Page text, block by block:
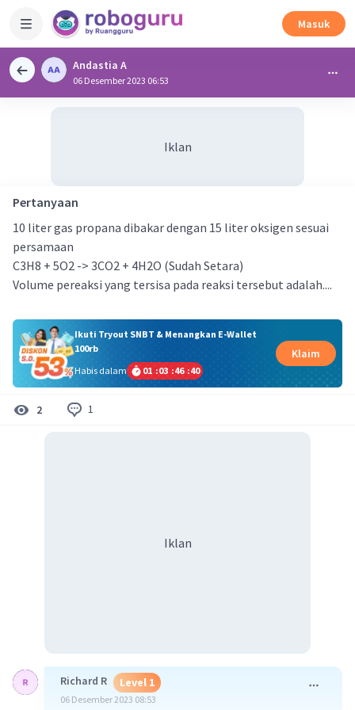
Masuk
Andastia A
06 Desember 2023 06:53
Iklan
Pertanyaan
10 liter gas propana dibakar dengan 15 liter oksigen sesuai
persamaan
C3H8 + 5O2 -> 3CO2 + 4H2O (Sudah Setara)
Volume pereaksi yang tersisa pada reaksi tersebut adalah....
Ikuti Tryout SNBT & Menangkan E-Wallet
100rb
Habis dalam
01 :03 :46 :40
Klaim
2 1
Iklan
Richard R Level 1
06 Desember 2023 08:53